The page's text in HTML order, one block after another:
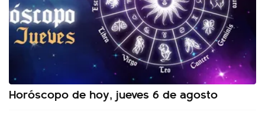
Horóscopo de hoy, jueves 6 de agosto